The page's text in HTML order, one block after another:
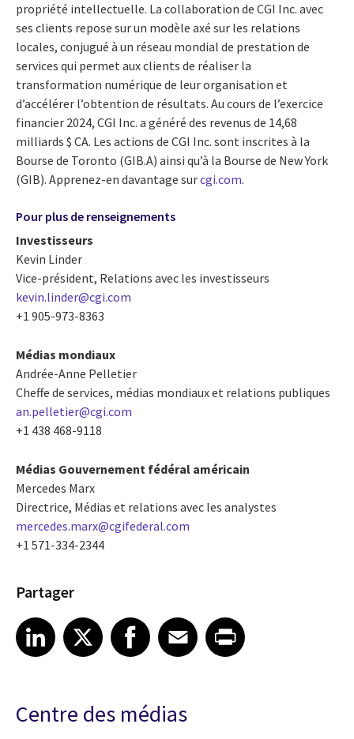
propriété intellectuelle. La collaboration de CGI Inc. avec
ses clients repose sur un modèle axé sur les relations
locales, conjugué à un réseau mondial de prestation de
services qui permet aux clients de réaliser la
transformation numérique de leur organisation et
d’accélérer l’obtention de résultats. Au cours de l’exercice
financier 2024, CGI Inc. a généré des revenus de 14,68
milliards $ CA. Les actions de CGI Inc. sont inscrites à la
Bourse de Toronto (GIB.A) ainsi qu’à la Bourse de New York
(GIB). Apprenez-en davantage surcgi.com.
Pour plus de renseignements
Investisseurs
Kevin Linder
Vice-président, Relations avec les investisseurs
kevin.linder@cgi.com
+1 905-973-8363
Médias mondiaux
Andrée-Anne Pelletier
Cheffe de services, médias mondiaux et relations publiques
an.pelletier@cgi.com
+1 438 468-9118
Médias Gouvernement fédéral américain
Mercedes Marx
Directrice, Médias et relations avec les analystes
mercedes.marx@cgifederal.com
+1 571-334-2344
Partager
Share article on LinkedIn
LinkedIn
Share article on XShare article on Facebook
Facebook
Share article on Email
EmailShare article on Print
Centre des médias